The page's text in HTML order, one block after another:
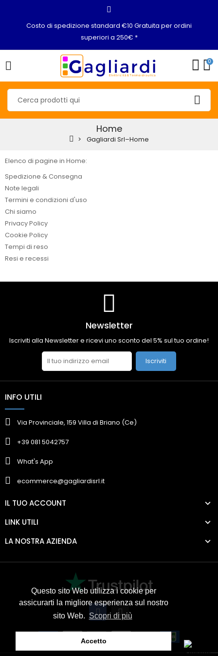
Questo sito Web utilizza i cookie per
assicurarti la migliore esperienza sul nostro
sito Web. Scopri di più
Accetto
Costo di spedizione standard €10 Gratuita per ordini
superiori a 250€ *
0
Home
Gagliardi Srl–Home
Elenco di pagine in Home:
Spedizione & Consegna
Note legali
Termini e condizioni d'uso
Chi siamo
Privacy Policy
Cookie Policy
Tempi di reso
Resi e recessi
Newsletter
Iscriviti alla Newsletter e ricevi uno sconto del 5% sul tuo ordine!
Iscriviti
INFO UTILI
Via Provinciale, 159 Villa di Briano (Ce)
+39 081 5042757
What's App
ecommerce@gagliardisrl.it
IL TUO ACCOUNT
LINK UTILI
LA NOSTRA AZIENDA